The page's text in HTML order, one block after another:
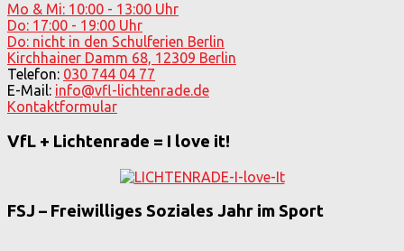
Mo & Mi: 10:00 - 13:00 Uhr
Do: 17:00 - 19:00 Uhr
Do: nicht in den Schulferien Berlin
Kirchhainer Damm 68, 12309 Berlin
Telefon: 030 744 04 77
E-Mail: info@vfl-lichtenrade.de
Kontaktformular
VfL + Lichtenrade = I love it!
FSJ – Freiwilliges Soziales Jahr im Sport